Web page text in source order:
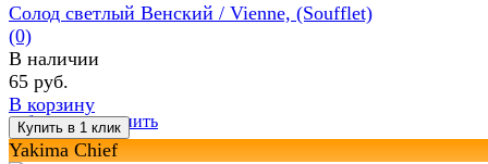
избранное сравнить
Солод светлый Венский / Vienne, (Soufflet)
(0)
В наличии
65 руб.
В корзину
Yakima Chief